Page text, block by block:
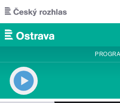
Přejít k hlavnímu obsahu